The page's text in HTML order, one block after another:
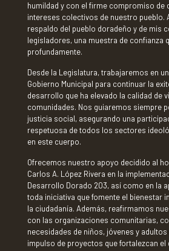
humildad y con el firme compromiso de
intereses colectivos de nuestro pueblo.
respaldo del pueblo doradeño y de mis
legisladores, una muestra de confianza
profundamente.
Desde la Legislatura, trabajaremos en
Gobierno Municipal para continuar la
desarrollo que ha elevado la calidad de
comunidades. Nos guiaremos siempre
justicia social, asegurando una
respetuosa de todos los sectores
en este cuerpo.
Ofrecemos nuestro apoyo decidido al
Carlos A. López Rivera en la
Desarrollo Dorado 203, así como en la
toda iniciativa que fomente el bienestar
la ciudadanía. Además, reafirmamos
con las organizaciones comunitarias,
necesidades de niños, jóvenes y
impulso de proyectos que fortalezcan el